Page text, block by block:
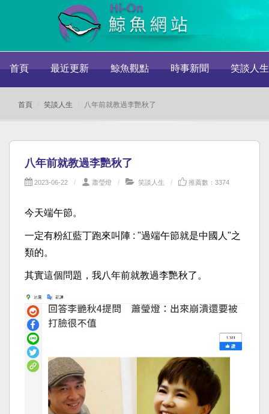
首頁 最近更新 鯨魚觀點 時事新聞 笑談人生
首頁 笑談人生 八年前就教過李艷秋了
八年前就教過李艷秋了
2023-06-22 蕭瑩燈 笑談人生 推薦數：3374
今天端午節。
一定有粉紅藍丁跑來叫陣 : "過端午節就是中國人"之
類的。
其實這個問題，我八年前就教過李艷秋了。